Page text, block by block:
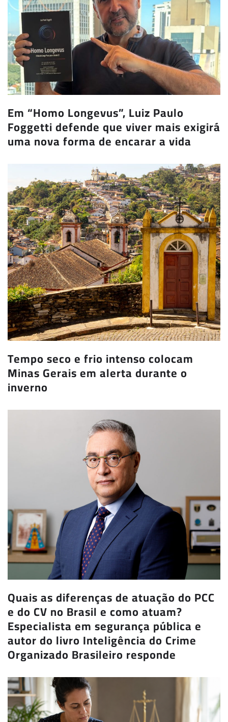
Em “Homo Longevus”, Luiz Paulo
Foggetti defende que viver mais exigirá
uma nova forma de encarar a vida
Tempo seco e frio intenso colocam
Minas Gerais em alerta durante o
inverno
Quais as diferenças de atuação do PCC
e do CV no Brasil e como atuam?
Especialista em segurança pública e
autor do livro Inteligência do Crime
Organizado Brasileiro responde